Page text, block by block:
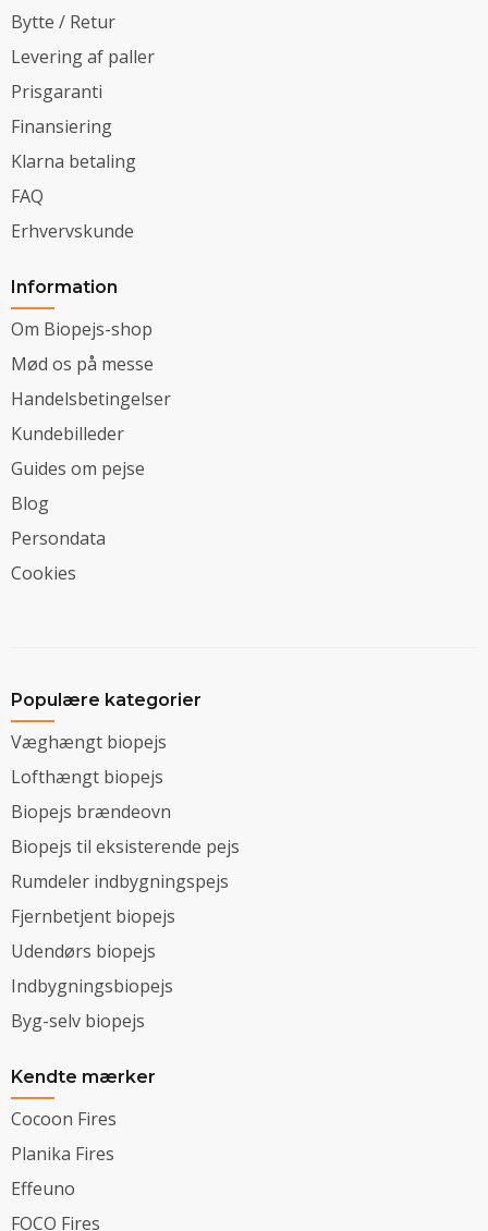
Bytte / Retur
Levering af paller
Prisgaranti
Finansiering
Klarna betaling
FAQ
Erhvervskunde
Information
Om Biopejs-shop
Mød os på messe
Handelsbetingelser
Kundebilleder
Guides om pejse
Blog
Persondata
Cookies
Populære kategorier
Væghængt biopejs
Lofthængt biopejs
Biopejs brændeovn
Biopejs til eksisterende pejs
Rumdeler indbygningspejs
Fjernbetjent biopejs
Udendørs biopejs
Indbygningsbiopejs
Byg-selv biopejs
Kendte mærker
Cocoon Fires
Planika Fires
Effeuno
FOCO Fires